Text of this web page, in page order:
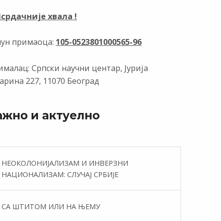
хвала !
примаоца: 105-0523801000565-96
Српски научни центар, Јурија
227, 11070 Београд
и актуелно
НЕОКОЛОНИЈАЛИЗАМ И ИНВЕРЗНИ
НАЦИОНАЛИЗАМ: СЛУЧАЈ СРБИЈЕ
СА ШТИТОМ ИЛИ НА ЊЕМУ